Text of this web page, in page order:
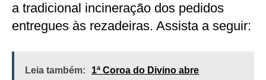
a tradicional incineração dos pedidos
entregues às rezadeiras. Assista a seguir:
Leia também:
1ª Coroa do Divino abre